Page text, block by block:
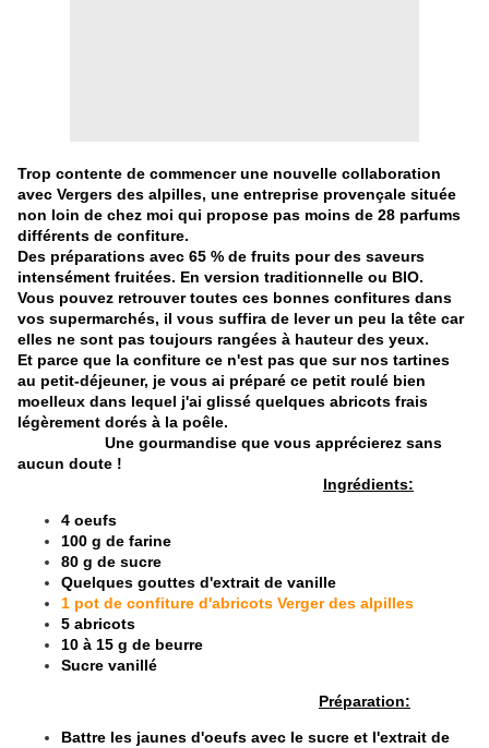
Trop contente de commencer une nouvelle collaboration
avec Vergers des alpilles, une entreprise provençale située
non loin de chez moi qui propose pas moins de 28 parfums
différents de confiture.
Des préparations avec 65 % de fruits pour des saveurs
intensément fruitées. En version traditionnelle ou BIO.
Vous pouvez retrouver toutes ces bonnes confitures dans
vos supermarchés, il vous suffira de lever un peu la tête car
elles ne sont pas toujours rangées à hauteur des yeux.
Et parce que la confiture ce n'est pas que sur nos tartines
au petit-déjeuner, je vous ai préparé ce petit roulé bien
moelleux dans lequel j'ai glissé quelques abricots frais
légèrement dorés à la poêle.
Une gourmandise que vous apprécierez sans
aucun doute !
Ingrédients:
4 oeufs
100 g de farine
80 g de sucre
Quelques gouttes d'extrait de vanille
1 pot de confiture d'abricots Verger des alpilles
5 abricots
10 à 15 g de beurre
Sucre vanillé
Préparation:
Battre les jaunes d'oeufs avec le sucre et l'extrait de